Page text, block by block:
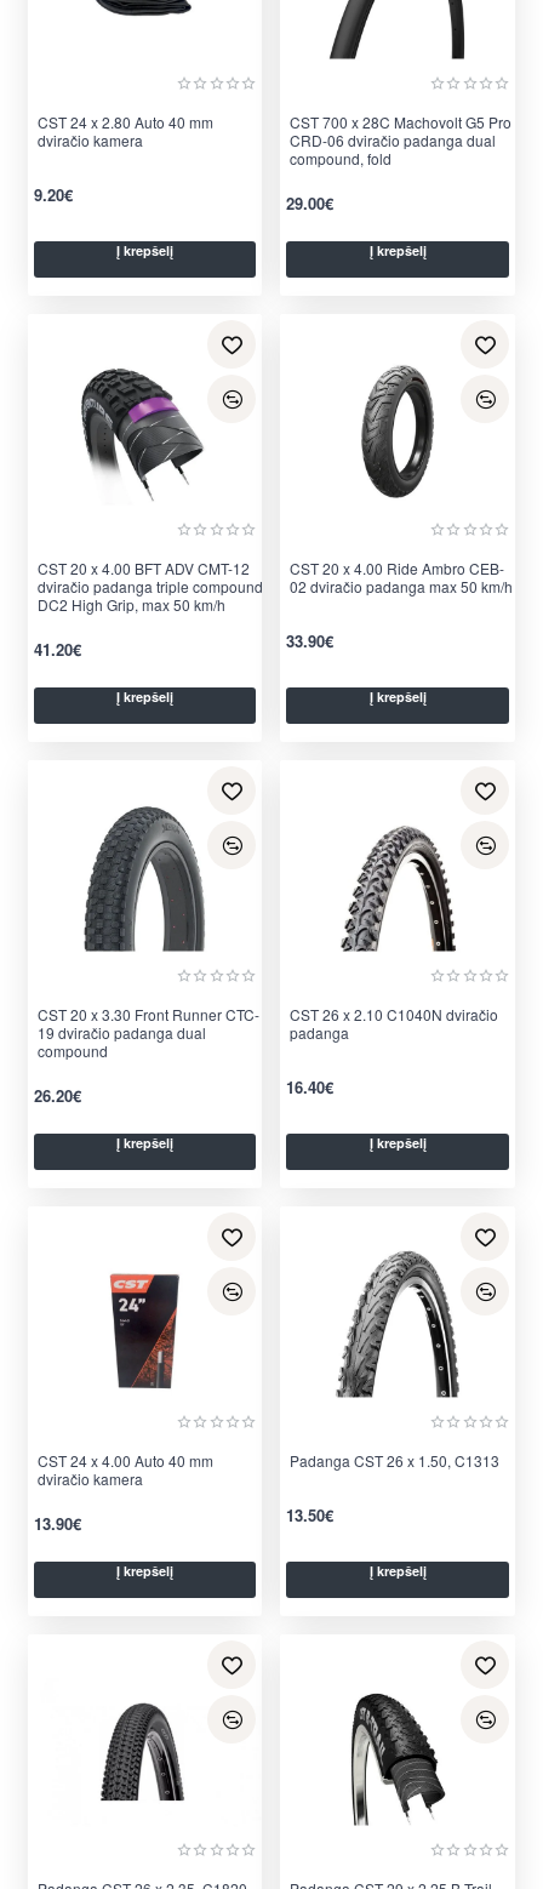
Nauja
CST 24 x 2.80 Auto 40 mm
dviračio kamera
9.20€
Į krepšelį
Nauja
CST 700 x 28C Machovolt G5 Pro
CRD-06 dviračio padanga dual
compound, fold
29.00€
Į krepšelį
Nauja
CST 20 x 4.00 BFT ADV CMT-12
dviračio padanga triple compound
DC2 High Grip, max 50 km/h
41.20€
Į krepšelį
Nauja
CST 20 x 4.00 Ride Ambro CEB-
02 dviračio padanga max 50 km/h
33.90€
Į krepšelį
Nauja
CST 20 x 3.30 Front Runner CTC-
19 dviračio padanga dual
compound
26.20€
Į krepšelį
Nauja
CST 26 x 2.10 C1040N dviračio
padanga
16.40€
Į krepšelį
Nauja
CST 24 x 4.00 Auto 40 mm
dviračio kamera
13.90€
Į krepšelį
Padanga CST 26 x 1.50, C1313
13.50€
Į krepšelį